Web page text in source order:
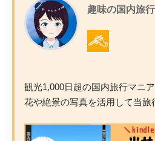
趣味の国内旅
観光1,000日超の国内旅行マニ
花や絶景の写真を活用して当旅